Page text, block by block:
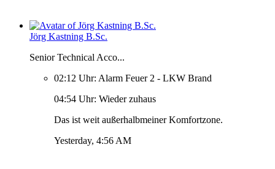
Jörg Kastning B.Sc.
Senior Technical Acco...
02:12 Uhr: Alarm Feuer 2 - LKW Brand
04:54 Uhr: Wieder zuhaus
Das ist weit außerhalbmeiner Komfortzone.
Yesterday, 4:56 AM